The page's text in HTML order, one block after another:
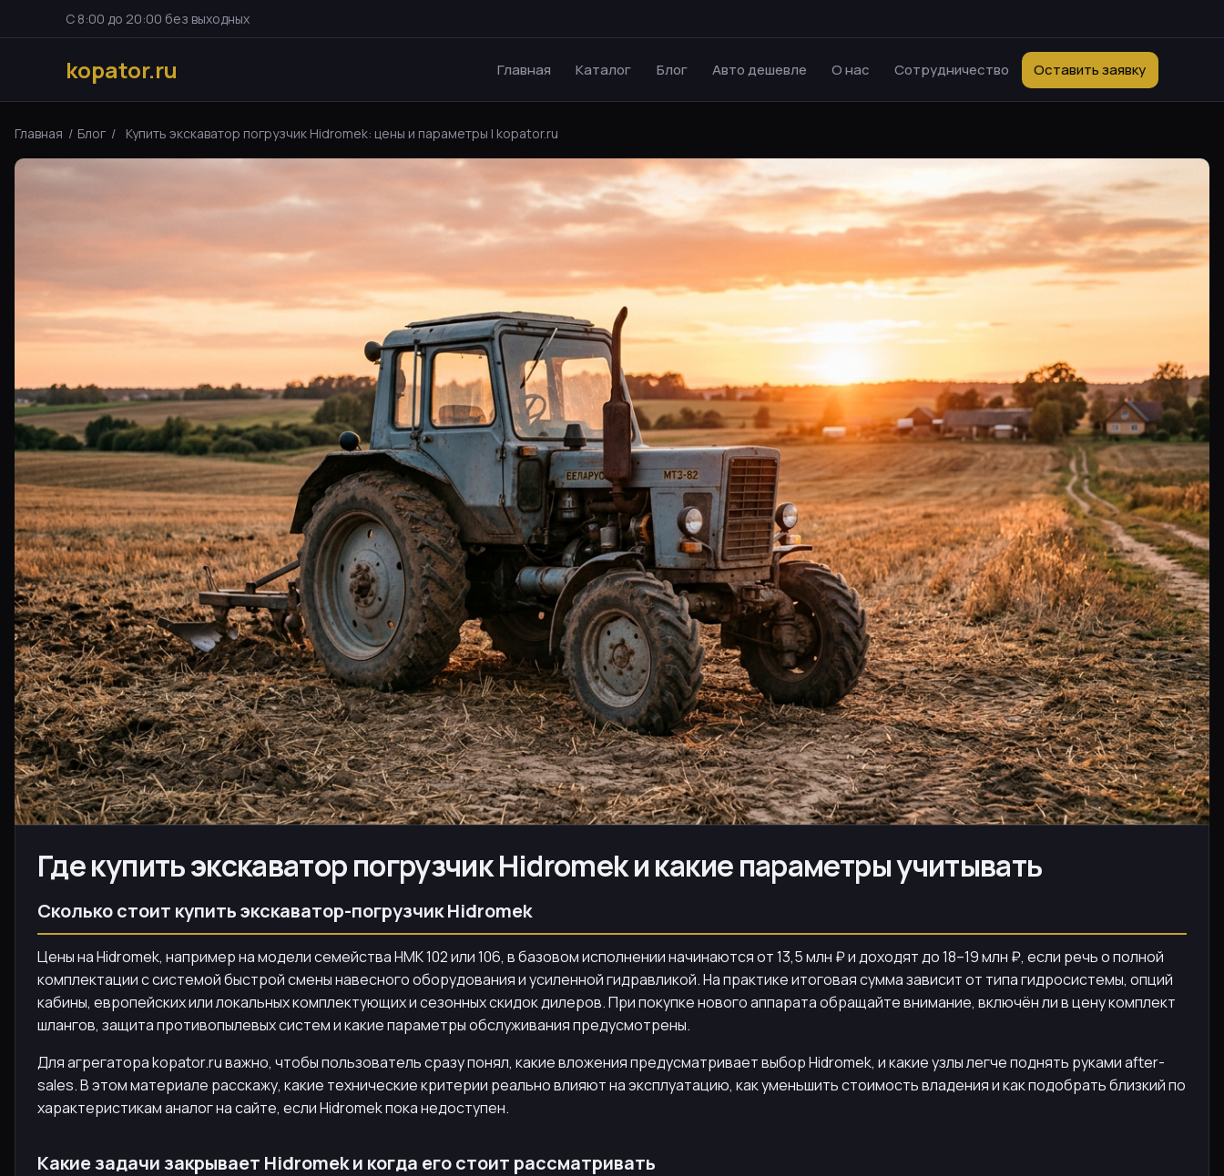
С 8:00 до 20:00 без выходных
kopator.ru Главная Каталог Блог Авто дешевле О нас Сотрудничество Оставить заявку
Главная / Блог / Купить экскаватор погрузчик Hidromek: цены и параметры | kopator.ru
Где купить экскаватор погрузчик Hidromek и какие параметры учитывать
Сколько стоит купить экскаватор-погрузчик Hidromek
Цены на Hidromek, например на модели семейства HMK 102 или 106, в базовом исполнении начинаются от 13,5 млн ₽ и доходят до 18–19 млн ₽, если речь о полной
комплектации с системой быстрой смены навесного оборудования и усиленной гидравликой. На практике итоговая сумма зависит от типа гидросистемы, опций
кабины, европейских или локальных комплектующих и сезонных скидок дилеров. При покупке нового аппарата обращайте внимание, включён ли в цену комплект
шлангов, защита противопылевых систем и какие параметры обслуживания предусмотрены.
Для агрегатора kopator.ru важно, чтобы пользователь сразу понял, какие вложения предусматривает выбор Hidromek, и какие узлы легче поднять руками after-
sales. В этом материале расскажу, какие технические критерии реально влияют на эксплуатацию, как уменьшить стоимость владения и как подобрать близкий по
характеристикам аналог на сайте, если Hidromek пока недоступен.
Какие задачи закрывает Hidromek и когда его стоит рассматривать